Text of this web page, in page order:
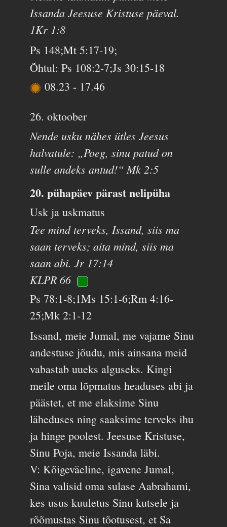
Issanda Jeesuse Kristuse päeval.
1Kr 1:8
Ps 148;Mt 5:17-19;
Õhtul: Ps 108:2-7;Js 30:15-18
08.23 - 17.46
26. oktoober
Nende usku nähes ütles Jeesus
halvatule: „Poeg, sinu patud on
sulle andeks antud!“ Mk 2:5
20. pühapäev pärast nelipüha
Usk ja uskmatus
Tee mind terveks, Issand, siis ma
saan terveks; aita mind, siis ma
saan abi. Jr 17:14
KLPR 66
Ps 78:1-8;1Ms 15:1-6;Rm 4:16-
25;Mk 2:1-12
Issand, meie Jumal, me vajame Sinu
andestuse jõudu, mis ainsana meid
vabastab uueks alguseks. Kingi
meile oma lõpmatus headuses abi ja
päästet, et me elaksime Sinu
läheduses ning saaksime terveks ihu
ja hinge poolest. Jeesuse Kristuse,
Sinu Poja, meie Issanda läbi.
V: Kõigeväeline, igavene Jumal,
Sina valisid oma sulase Aabrahami,
kes usus kuuletus Sinu kutsele ja
rõõmustas Sinu tõotusest, et Sa